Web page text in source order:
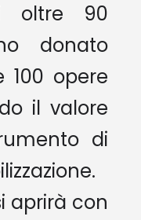
oltre 90
donato
100 opere
il valore
di
aprirà con